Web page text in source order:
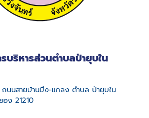
บริหารส่วนตำบลป่ายุบใน
นนสายบ้านบึง-แกลง ตำบล ป่ายุบใน
อง 21210